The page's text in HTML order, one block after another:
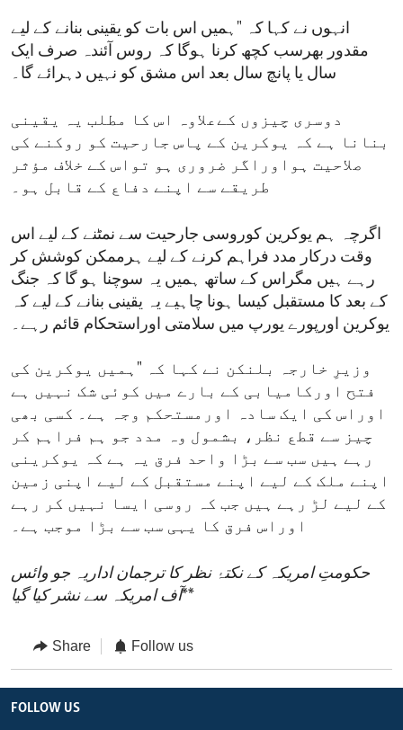
انہوں نے کہا کہ "ہمیں اس بات کو یقینی بنانے کے لیے
مقدور بھرسب کچھ کرنا ہوگا کہ روس آئندہ صرف ایک
سال یا پانچ سال بعد اس مشق کو نہیں دہرائے گا۔
دوسری چیزوں کےعلاوہ اس کا مطلب یہ یقینی
بنانا ہے کہ یوکرین کے پاس جارحیت کو روکنے کی
صلاحیت ہواوراگر ضروری ہو تواس کے خلاف مؤثر
طریقے سے اپنے دفاع کے قابل ہو۔
اگرچہ ہم یوکرین کوروسی جارحیت سے نمٹنے کے لیے اس
وقت درکار مدد فراہم کرنے کے لیے ہرممکن کوشش کر
رہے ہیں مگراس کے ساتھ ہمیں یہ سوچنا ہو گا کہ جنگ
کے بعد کا مستقبل کیسا ہونا چاہیے یہ یقینی بنانے کے لیے کہ
یوکرین اورپورے یورپ میں سلامتی اوراستحکام قائم رہے۔
وزیرِ خارجہ بلنکن نے کہا کہ "ہمیں یوکرین کی
فتح اورکامیابی کے بارے میں کوئی شک نہیں ہے
اوراس کی ایک سادہ اورمستحکم وجہ ہے۔ کسی بھی
چیز سے قطع نظر، بشمول وہ مدد جو ہم فراہم کر
رہے ہیں سب سے بڑا واحد فرق یہ ہے کہ یوکرینی
اپنے ملک کے لیے اپنے مستقبل کے لیے اپنی زمین
کے لیے لڑ رہے ہیں جب کہ روسی ایسا نہیں کر رہے
اوراس فرق کا یہی سب سے بڑا موجب ہے۔
حکومتِ امریکہ کے نکتۂ نظر کا ترجمان اداریہ جو وائس
آف امریکہ سے نشر کیا گیا**
Share Follow us
FOLLOW US